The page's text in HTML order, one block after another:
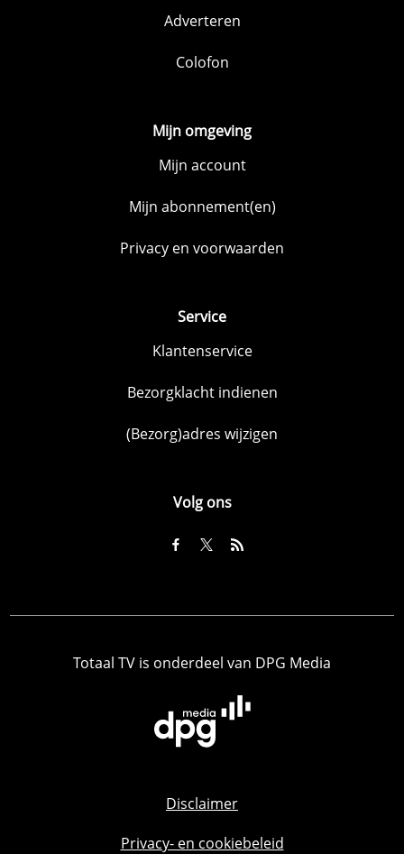
Adverteren
Colofon
Mijn omgeving
Mijn account
Mijn abonnement(en)
Privacy en voorwaarden
Service
Klantenservice
Bezorgklacht indienen
(Bezorg)adres wijzigen
Volg ons
Totaal TV is onderdeel van DPG Media
Disclaimer
Privacy- en cookiebeleid